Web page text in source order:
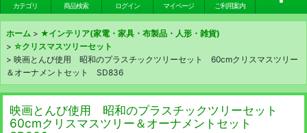
カテゴリ 商品検索 ログイン マイページ ご利用案内
ホーム > ★インテリア(家電・家具・布製品・人形・雑貨)
> ☆クリスマスツリーセット
> 映画とんび使用 昭和のプラスチックツリーセット 60cmクリスマスツリー
＆オーナメントセット SD836
映画とんび使用 昭和のプラスチックツリーセット
60cmクリスマスツリー＆オーナメントセット